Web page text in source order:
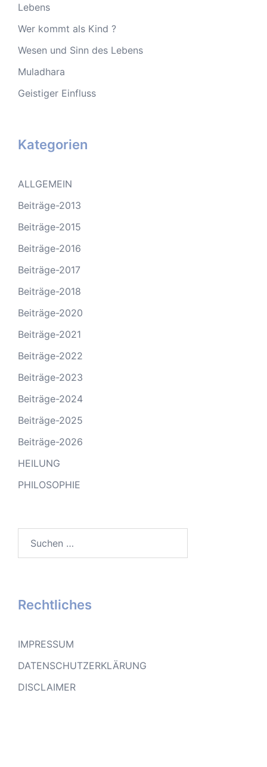
Lebens
Wer kommt als Kind ?
Wesen und Sinn des Lebens
Muladhara
Geistiger Einfluss
Kategorien
ALLGEMEIN
Beiträge-2013
Beiträge-2015
Beiträge-2016
Beiträge-2017
Beiträge-2018
Beiträge-2020
Beiträge-2021
Beiträge-2022
Beiträge-2023
Beiträge-2024
Beiträge-2025
Beiträge-2026
HEILUNG
PHILOSOPHIE
Rechtliches
IMPRESSUM
DATENSCHUTZERKLÄRUNG
DISCLAIMER